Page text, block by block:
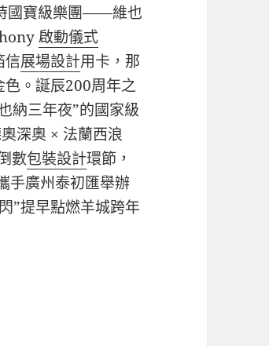
國寶級樂團——維也
啟動儀式
信展場設計用卡，那
。誕辰200周年之
納三年夜”的國家級
深奧 × 法蘭西浪
數包裝設計環節，
手廣州泰初匯舉辦
”提早點燃羊城跨年